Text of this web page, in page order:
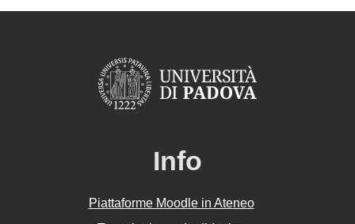
Info
Piattaforme Moodle in Ateneo